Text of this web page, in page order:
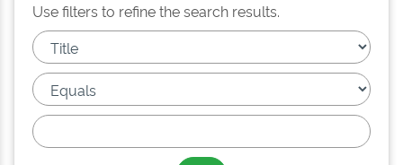
Use filters to refine the search results.